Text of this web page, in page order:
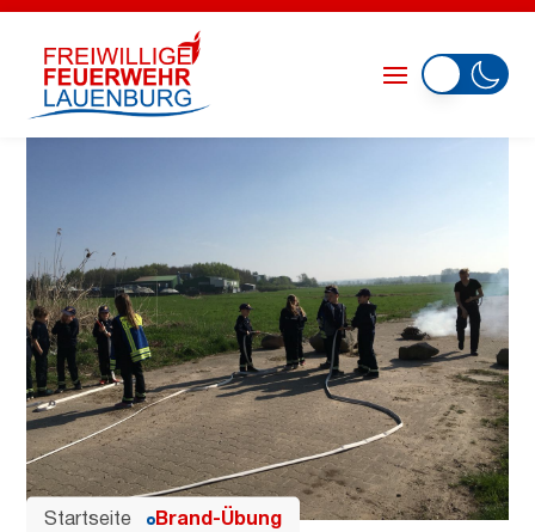
Startseite Brand-Übung